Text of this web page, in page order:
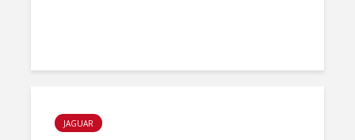
JAGUAR